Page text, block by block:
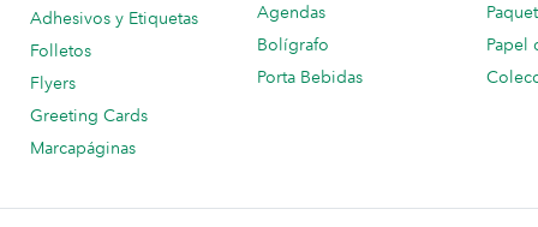
Adhesivos y Etiquetas
Folletos
Flyers
Greeting Cards
Marcapáginas
Agendas
Bolígrafo
Porta Bebidas
Papel